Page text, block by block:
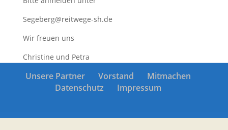
Segeberg@reitwege-sh.de
Wir freuen uns
Christine und Petra
Unsere Partner Vorstand
Mitmachen
Datenschutz
Impressum